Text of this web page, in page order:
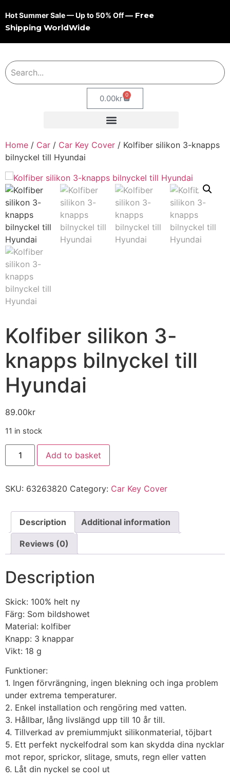
Hot Summer Sale — Up to 50% Off— Free
Shipping WorldWide
0.00kr 0
Home / Car / Car Key Cover / Kolfiber silikon 3-knapps
bilnyckel till Hyundai
Kolfiber silikon 3-
knapps bilnyckel till
Hyundai
89.00kr
11 in stock
Add to basket
SKU: 63263820 Category: Car Key Cover
Description Additional information
Reviews (0)
Description
Skick: 100% helt ny
Färg: Som bildshowet
Material: kolfiber
Knapp: 3 knappar
Vikt: 18 g
Funktioner:
1. Ingen förvrängning, ingen blekning och inga problem
under extrema temperaturer.
2. Enkel installation och rengöring med vatten.
3. Hållbar, lång livslängd upp till 10 år till.
4. Tillverkad av premiummjukt silikonmaterial, töjbart
5. Ett perfekt nyckelfodral som kan skydda dina nycklar
mot repor, sprickor, slitage, smuts, regn eller vatten
6. Låt din nyckel se cool ut